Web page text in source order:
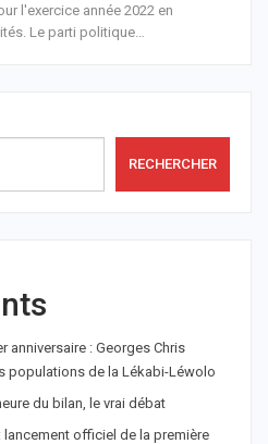
l'exercice année 2022 en
Le parti politique
RECHERCHER
anniversaire : Georges Chris
populations de la Lékabi-Léwolo
du bilan, le vrai débat
officiel de la première